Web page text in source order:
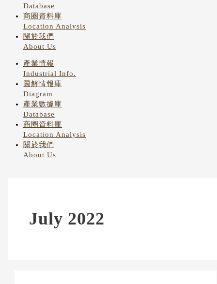
Database
商圈資料庫
Location Analysis
關於我們
About Us
產業情報
Industrial Info.
圖解情報庫
Diagram
產業數據庫
Database
商圈資料庫
Location Analysis
關於我們
About Us
July 2022